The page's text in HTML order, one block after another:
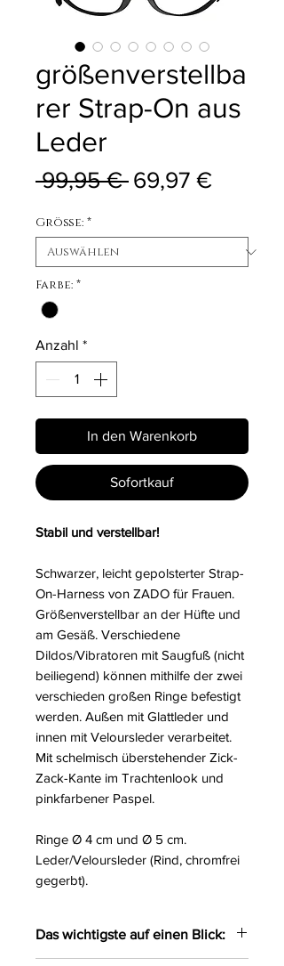
größenverstellba
rer Strap-On aus
Leder
99,95 € Standardpreis
69,97 €Sale-
Größe: *
Farbe: *
Anzahl *
In den Warenkorb
Sofortkauf
Stabil und verstellbar!
Schwarzer, leicht gepolsterter Strap-
On-Harness von ZADO für Frauen.
Größenverstellbar an der Hüfte und
am Gesäß. Verschiedene
Dildos/Vibratoren mit Saugfuß (nicht
beiliegend) können mithilfe der zwei
verschieden großen Ringe befestigt
werden. Außen mit Glattleder und
innen mit Veloursleder verarbeitet.
Mit schelmisch überstehender Zick-
Zack-Kante im Trachtenlook und
pinkfarbener Paspel.
Ringe Ø 4 cm und Ø 5 cm.
Leder/Veloursleder (Rind, chromfrei
gegerbt).
Das wichtigste auf einen Blick: